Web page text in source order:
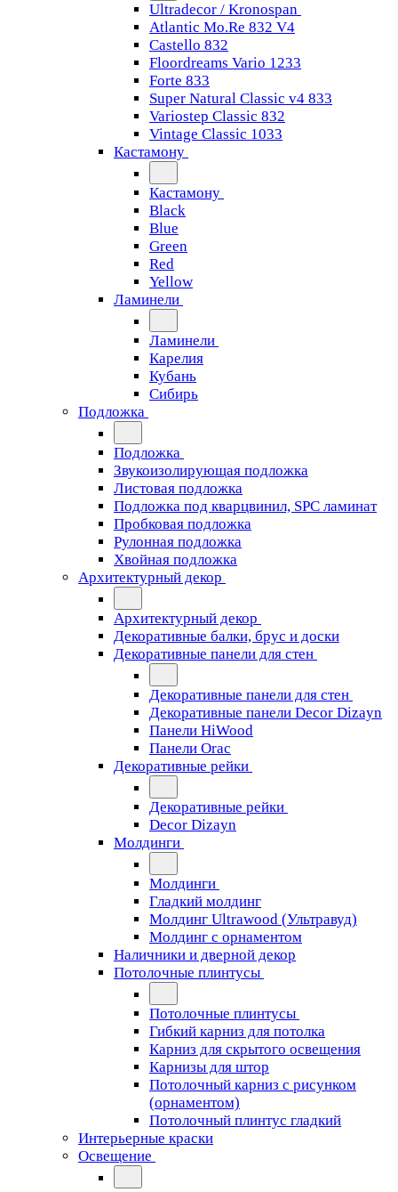
Ultradecor / Kronospan
Atlantic Mo.Re 832 V4
Castello 832
Floordreams Vario 1233
Forte 833
Super Natural Classic v4 833
Variostep Classic 832
Vintage Classic 1033
Кастамону
Кастамону
Black
Blue
Green
Red
Yellow
Ламинели
Ламинели
Карелия
Кубань
Сибирь
Подложка
Подложка
Звукоизолирующая подложка
Листовая подложка
Подложка под кварцвинил, SPC ламинат
Пробковая подложка
Рулонная подложка
Хвойная подложка
Архитектурный декор
Архитектурный декор
Декоративные балки, брус и доски
Декоративные панели для стен
Декоративные панели для стен
Декоративные панели Decor Dizayn
Панели HiWood
Панели Orac
Декоративные рейки
Декоративные рейки
Decor Dizayn
Молдинги
Молдинги
Гладкий молдинг
Молдинг Ultrawood (Ультравуд)
Молдинг с орнаментом
Наличники и дверной декор
Потолочные плинтусы
Потолочные плинтусы
Гибкий карниз для потолка
Карниз для скрытого освещения
Карнизы для штор
Потолочный карниз с рисунком
(орнаментом)
Потолочный плинтус гладкий
Интерьерные краски
Освещение